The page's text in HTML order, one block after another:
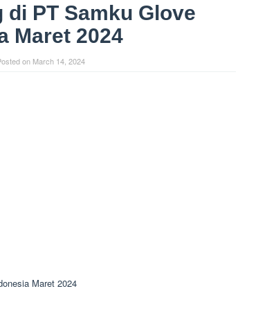
di PT Samku Glove
Maret 2024
on March 14, 2024
Maret 2024